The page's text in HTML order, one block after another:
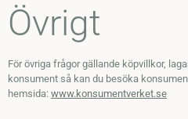
Övrigt
För övriga frågor gällande köpvillkor,
konsument så kan du besöka
hemsida: www.konsumentverket.se